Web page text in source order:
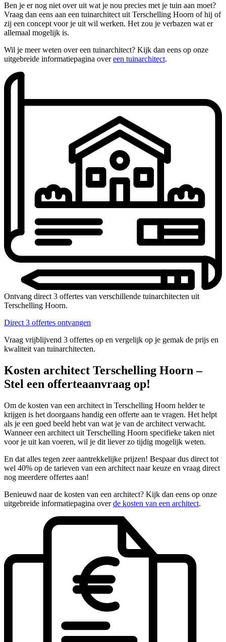
Ben je er nog niet over uit wat je nou precies met je tuin aan moet?
Vraag dan eens aan een tuinarchitect uit Terschelling Hoorn of hij of
zij een concept voor je uit wil werken. Het zou je verbazen wat er
allemaal mogelijk is.
Wil je meer weten over een tuinarchitect? Kijk dan eens op onze
uitgebreide informatiepagina overeen tuinarchitect.
Ontvang direct 3 offertes van verschillende tuinarchitecten uit
Terschelling Hoorn.
Direct 3 offertes ontvangen
Vraag vrijblijvend 3 offertes op en vergelijk op je gemak de prijs en
kwaliteit van tuinarchitecten.
Kosten architect Terschelling Hoorn –
Stel een offerteaanvraag op!
Om de kosten van een architect in Terschelling Hoorn helder te
krijgen is het doorgaans handig een offerte aan te vragen. Het helpt
als je een goed beeld hebt van wat je van de architect verwacht.
Wanneer een architect uit Terschelling Hoorn specifieke taken niet
voor je uit kan voeren, wil je dit liever zo tijdig mogelijk weten.
En dat alles tegen zeer aantrekkelijke prijzen! Bespaar dus direct tot
wel 40% op de tarieven van een architect naar keuze en vraag direct
nog meerdere offertes aan!
Benieuwd naar de kosten van een architect? Kijk dan eens op onze
uitgebreide informatiepagina overde kosten van een architect.